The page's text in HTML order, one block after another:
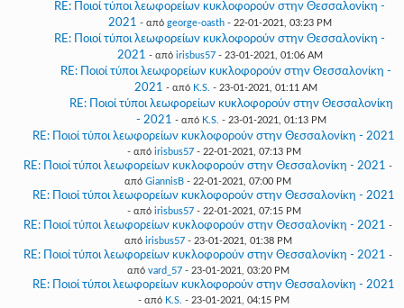
RE: Ποιοί τύποι λεωφορείων κυκλοφορούν στην Θεσσαλονίκη -
2021 - από george-oasth- 22-01-2021, 03:23 PM
RE: Ποιοί τύποι λεωφορείων κυκλοφορούν στην Θεσσαλονίκη -
2021 - από irisbus57- 23-01-2021, 01:06 AM
RE: Ποιοί τύποι λεωφορείων κυκλοφορούν στην Θεσσαλονίκη -
2021 - από K.S. - 23-01-2021, 01:11 AM
RE: Ποιοί τύποι λεωφορείων κυκλοφορούν στην Θεσσαλονίκη
- 2021 - από K.S. - 23-01-2021, 01:13 PM
RE: Ποιοί τύποι λεωφορείων κυκλοφορούν στην Θεσσαλονίκη - 2021
- από irisbus57- 22-01-2021, 07:13 PM
RE: Ποιοί τύποι λεωφορείων κυκλοφορούν στην Θεσσαλονίκη - 2021 -
από GiannisB - 22-01-2021, 07:00 PM
RE: Ποιοί τύποι λεωφορείων κυκλοφορούν στην Θεσσαλονίκη - 2021
- από irisbus57- 22-01-2021, 07:15 PM
RE: Ποιοί τύποι λεωφορείων κυκλοφορούν στην Θεσσαλονίκη - 2021 -
από irisbus57- 23-01-2021, 01:38 PM
RE: Ποιοί τύποι λεωφορείων κυκλοφορούν στην Θεσσαλονίκη - 2021 -
από vard_57- 23-01-2021, 03:20 PM
RE: Ποιοί τύποι λεωφορείων κυκλοφορούν στην Θεσσαλονίκη - 2021
- από K.S. - 23-01-2021, 04:15 PM